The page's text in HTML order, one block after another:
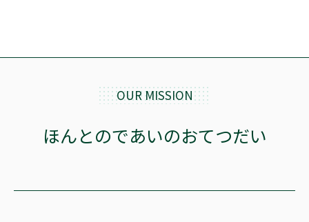
OUR MISSION
ほんとのであいのおてつだい